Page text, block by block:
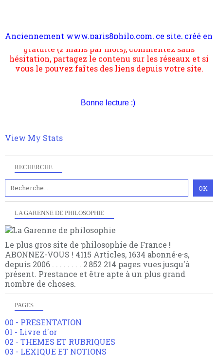
RECHERCHE
LA GARENNE DE PHILOSOPHIE
Le plus gros site de philosophie de France !
ABONNEZ-VOUS ! 4115 Articles, 1634 abonné·e·s,
depuis 2006 . . . . . . . . 2 852 214 pages vues jusqu'à
présent. Prestance et être apte à un plus grand
nombre de choses.
PAGES
00 - PRESENTATION
01 - Livre d'or
02 - THEMES ET RUBRIQUES
03 - LEXIQUE ET NOTIONS
2006 lors du mouvement anti-CPE, a rendu compte de
s'occupe plus largement de rendre compte d'une
transformation dans les paradigmes philosophiques
suivant la pensée du Dehors ou du Surpli, omme la
quantique, résolvant la plupart des impasses
multiples facteurs et échelles. Ce site contient des
articles pour être apte à un plus grand nombre de
gratuite (2 mails par mois), commentez sans
hésitation, partagez le contenu sur les réseaux et si
vous le pouvez faîtes des liens depuis votre site.
Bonne lecture :)
View My Stats